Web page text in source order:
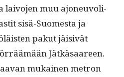
laivo­jen muu ajoneu­voli­
sisä-Suomes­ta ja
pakut jäi­sivät
Jätkäsaa­reen.
mukainen metron